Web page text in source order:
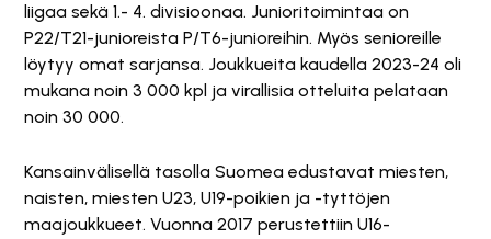
liigaa sekä 1.- 4. divisioonaa. Junioritoimintaa on
P22/T21-junioreista P/T6-junioreihin. Myös senioreille
löytyy omat sarjansa. Joukkueita kaudella 2023-24 oli
mukana noin 3 000 kpl ja virallisia otteluita pelataan
noin 30 000.
Kansainvälisellä tasolla Suomea edustavat miesten,
naisten, miesten U23, U19-poikien ja -tyttöjen
maajoukkueet. Vuonna 2017 perustettiin U16-